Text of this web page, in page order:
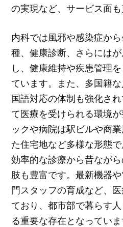
の実現など、サービス面も
内科では風邪や感染症か
種、健康診断、さらには
し、健康維持や疾患管理
ています。また、多国籍
国語対応の体制も強化さ
て医療を受けられる環境
ックや病院は駅ビルや商
た住宅地など多様な形態
効率的な診療から昔なが
肢も豊富です。最新機器
門スタッフの育成など、
ており、都市部で暮らす
る重要な存在となっていま